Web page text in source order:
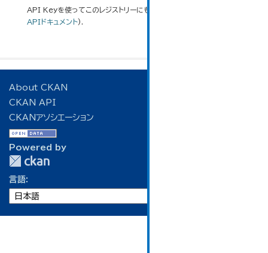
API Keyを使ってこのレジストリーにもアクセス可能です
APIドキュメント).
About CKAN
CKAN API
CKANアソシエーション
Powered by
言語